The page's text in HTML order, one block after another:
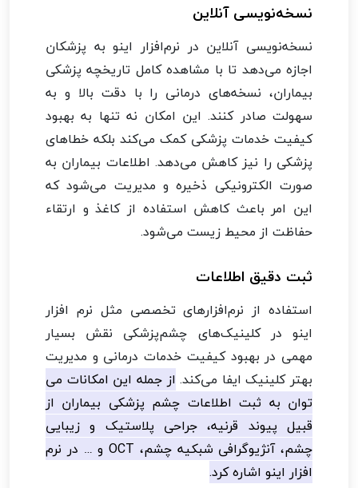
نسخه‌نویسی آنلاین
نسخه‌نویسی آنلاین در نرم‌افزار اینو به پزشکان
اجازه می‌دهد تا با مشاهده کامل تاریخچه پزشکی
بیماران، نسخه‌های درمانی را با دقت بالا و به
سهولت صادر کنند. این امکان نه تنها به بهبود
کیفیت خدمات پزشکی کمک می‌کند بلکه خطاهای
پزشکی را نیز کاهش می‌دهد. اطلاعات بیماران به
صورت الکترونیکی ذخیره و مدیریت می‌شود که
این امر باعث کاهش استفاده از کاغذ و ارتقاء
حفاظت از محیط زیست می‌شود.
ثبت دقیق اطلاعات
استفاده از نرم‌افزارهای تخصصی مثل نرم افزار
اینو در کلینیک‌های چشم‌پزشکی نقش بسیار
مهمی در بهبود کیفیت خدمات درمانی و مدیریت
بهتر کلینیک ایفا می‌کند. از جمله این امکانات می
توان به ثبت اطلاعات چشم پزشکی بیماران از
قبیل پیوند قرنیه، جراحی پلاستیک و زیبایی
چشم، آنژیوگرافی شبکیه چشم، OCT و … در نرم
افزار اینو اشاره کرد.